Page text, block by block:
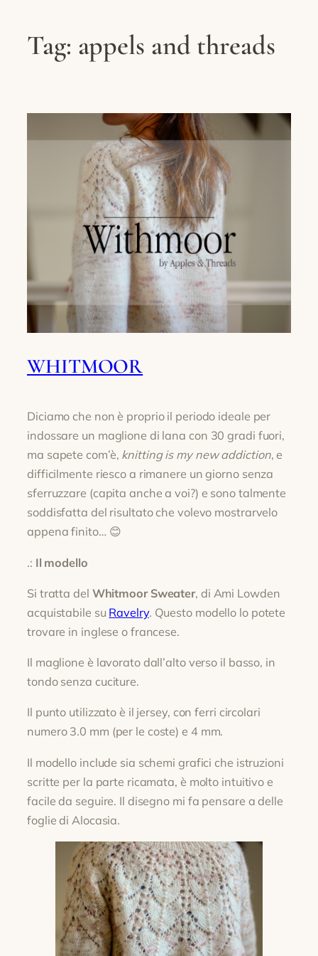
Tag: appels and threads
WHITMOOR
Diciamo che non è proprio il periodo ideale per
indossare un maglione di lana con 30 gradi fuori,
ma sapete com’è, knitting is my new addiction, e
difficilmente riesco a rimanere un giorno senza
sferruzzare (capita anche a voi?) e sono talmente
soddisfatta del risultato che volevo mostrarvelo
appena finito… 😊
.: Il modello
Si tratta del Whitmoor Sweater, di Ami Lowden
acquistabile su Ravelry. Questo modello lo potete
trovare in inglese o francese.
Il maglione è lavorato dall’alto verso il basso, in
tondo senza cuciture.
Il punto utilizzato è il jersey, con ferri circolari
numero 3.0 mm (per le coste) e 4 mm.
Il modello include sia schemi grafici che istruzioni
scritte per la parte ricamata, è molto intuitivo e
facile da seguire. Il disegno mi fa pensare a delle
foglie di Alocasia.